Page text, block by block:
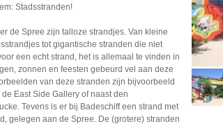
Stadsstranden!
de Spree zijn talloze strandjes. Van kleine
tot gigantische stranden die niet
een echt strand, het is allemaal te vinden in
zonnen en feesten gebeurd vel aan deze
van deze stranden zijn bijvoorbeeld
de East Side Gallery of naast den
Tevens is er bij Badeschiff een strand met
gelegen aan de Spree. De (grotere) stranden